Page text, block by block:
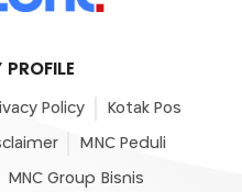
PROFILE
Policy Kotak Pos
MNC Peduli
MNC Group Bisnis